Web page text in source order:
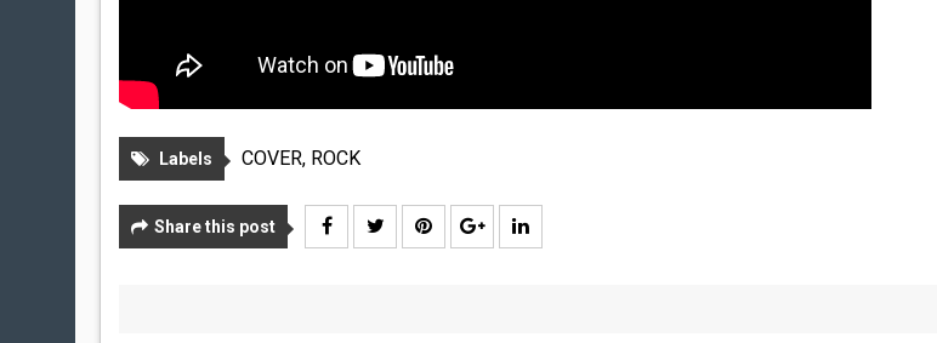
Labels COVER, ROCK
Share this post